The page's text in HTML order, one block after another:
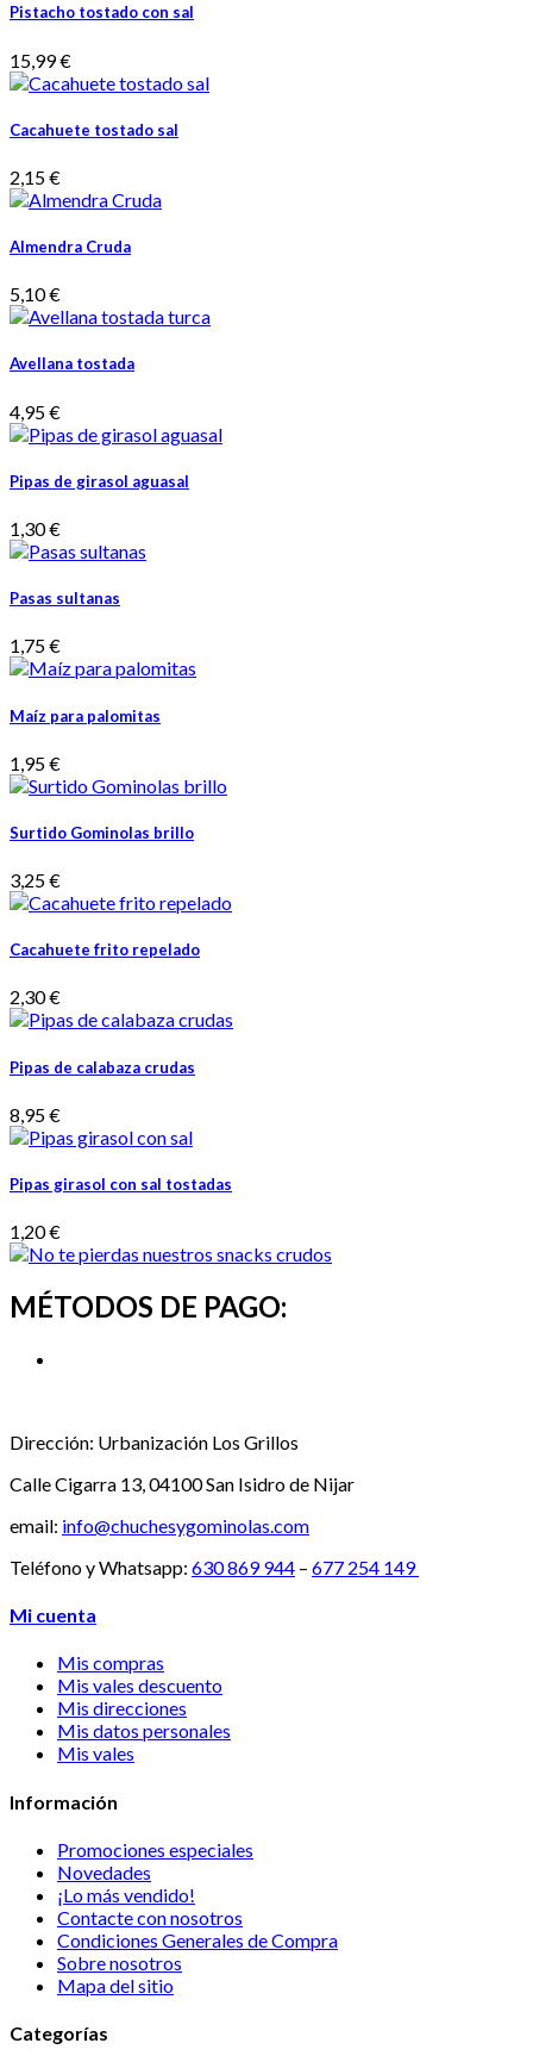
Pistacho tostado con sal
15,99 €
Cacahuete tostado sal
2,15 €
Almendra Cruda
5,10 €
Avellana tostada
4,95 €
Pipas de girasol aguasal
1,30 €
Pasas sultanas
1,75 €
Maíz para palomitas
1,95 €
Surtido Gominolas brillo
3,25 €
Cacahuete frito repelado
2,30 €
Pipas de calabaza crudas
8,95 €
Pipas girasol con sal tostadas
1,20 €
MÉTODOS DE PAGO:
Dirección: Urbanización Los Grillos
Calle Cigarra 13, 04100 San Isidro de Nijar
email: info@chuchesygominolas.com
Teléfono y Whatsapp: 630 869 944 – 677 254 149
Mi cuenta
Mis compras
Mis vales descuento
Mis direcciones
Mis datos personales
Mis vales
Información
Promociones especiales
Novedades
¡Lo más vendido!
Contacte con nosotros
Condiciones Generales de Compra
Sobre nosotros
Mapa del sitio
Categorías